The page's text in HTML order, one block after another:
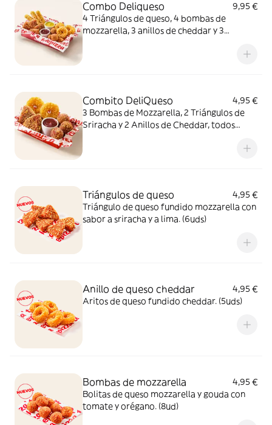
Combo Deliqueso
9,95 €
4 Triángulos de queso, 4 bombas de
mozzarella, 3 anillos de cheddar y 3
Combito DeliQueso
4,95 €
3 Bombas de Mozzarella, 2 Triángulos de
Sriracha y 2 Anillos de Cheddar, todos
Triángulos de queso
4,95 €
Triángulo de queso fundido mozzarella con
sabor a sriracha y a lima. (6uds)
Anillo de queso cheddar
4,95 €
Aritos de queso fundido cheddar. (5uds)
Bombas de mozzarella
4,95 €
Bolitas de queso mozzarella y gouda con
tomate y orégano. (8ud)